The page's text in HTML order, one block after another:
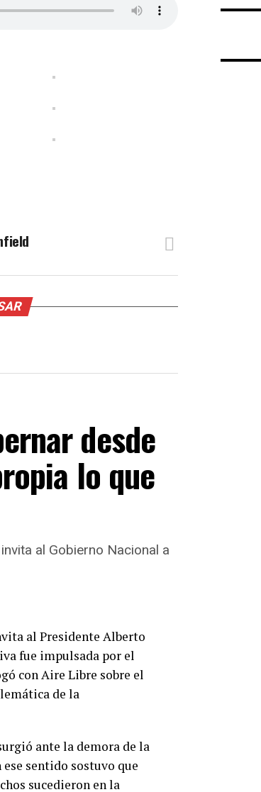
desde
lo que
al Gobierno Nacional a
al Presidente Alberto
fue impulsada por el
con Aire Libre sobre el
de la
ante la demora de la
sentido sostuvo que
sucedieron en la